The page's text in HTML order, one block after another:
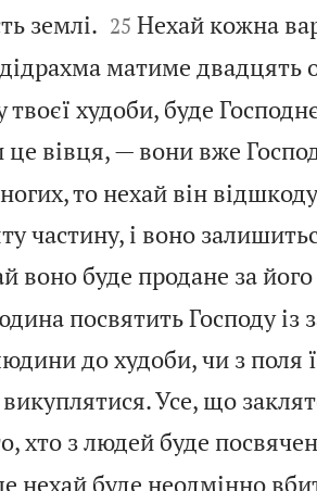
землі.
25 Нехай кожна
матиме двадцять
худоби, буде
вівця, — вони вже
то нехай він
частину, і воно
воно буде продане за
посвятить Господу із
до худоби, чи з поля
Усе, що
хто з людей буде
нехай буде неодмінно